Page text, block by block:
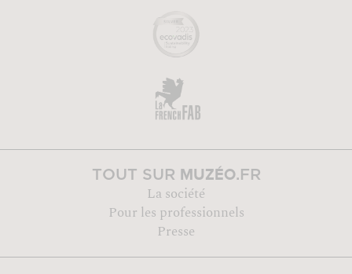
TOUT SUR MUZÉO.FR
La société
Pour les professionnels
Presse